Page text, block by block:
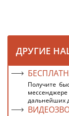
ДРУГИЕ
Получите
дальнейших